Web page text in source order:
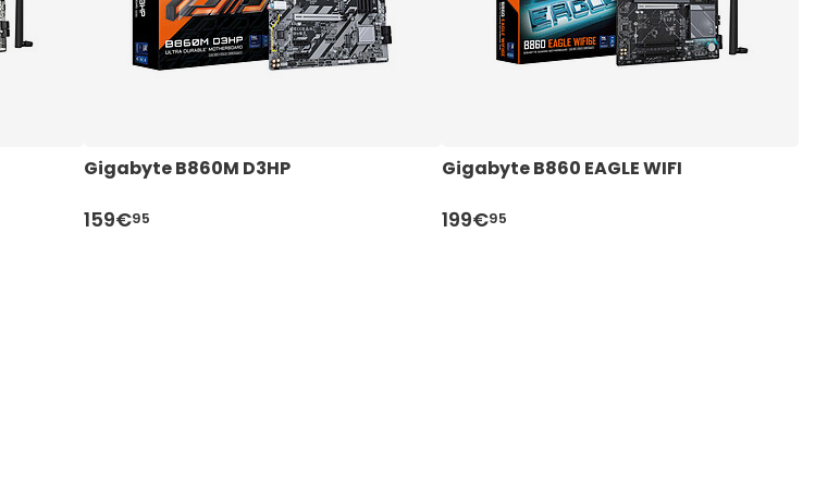
Gigabyte B860M D3HP
159€95
Gigabyte B860 EAGLE WIFI
199€95